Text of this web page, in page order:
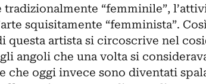
tradizionalmente “femminile”,
squisitamente “femminista”.
questa artista si circoscrive nel
angoli che una volta si
che oggi invece sono diventati